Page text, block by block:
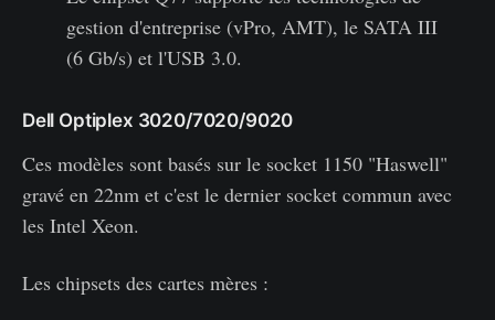
gestion d'entreprise (vPro, AMT), le SATA III
(6 Gb/s) et l'USB 3.0.
Dell Optiplex 3020/7020/9020
Ces modèles sont basés sur le socket 1150 "Haswell"
gravé en 22nm et c'est le dernier socket commun avec
les Intel Xeon.
Les chipsets des cartes mères :